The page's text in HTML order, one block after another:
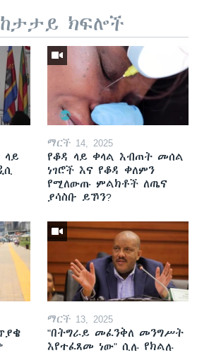
ክፍሎች
ላይ
ማርች 14, 2025
የቆዳ ላይ ቀላል እብጠት መሰል
ነገሮች እና የቆዳ ቀለምን
የሚለውጡ ምልክቶች ለጤና
ያሳስቡ ይኾን?
ማርች 13, 2025
"በትግራይ መፈንቅለ መንግሥት
እየተፈጸመ ነው" ሲሉ የክልሉ